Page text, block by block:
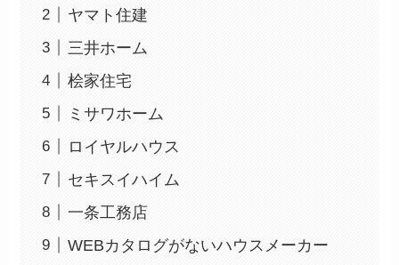
ヤマト住建
三井ホーム
桧家住宅
ミサワホーム
ロイヤルハウス
セキスイハイム
一条工務店
WEBカタログがないハウスメーカー